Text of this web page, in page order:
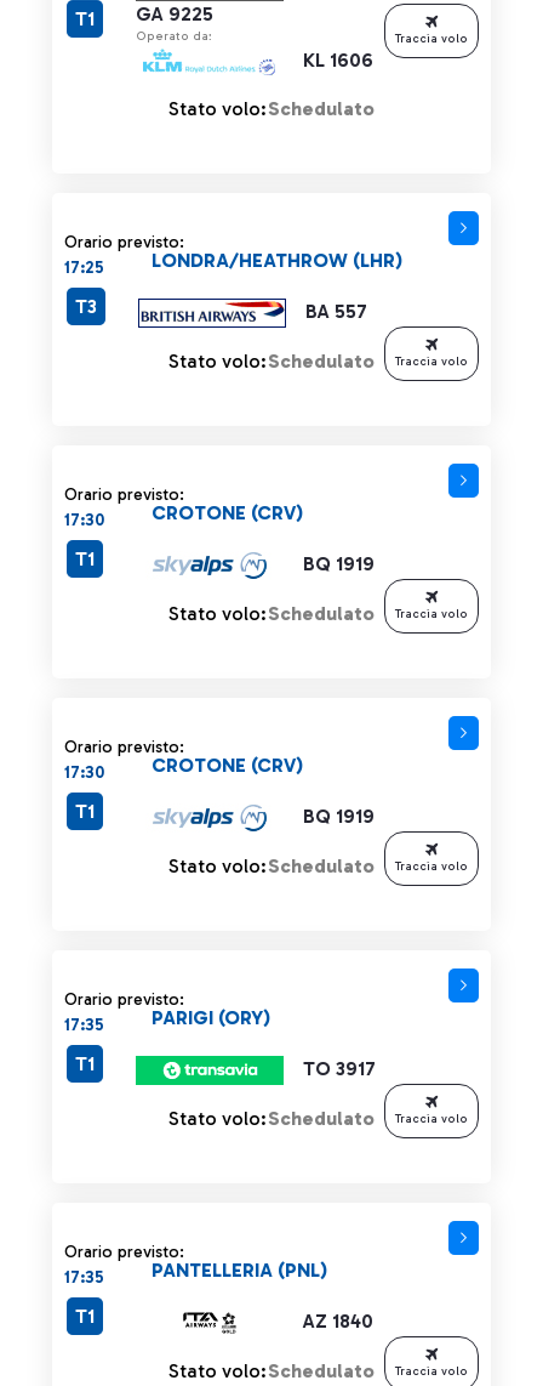
GA 9225
Operato da:
KL 1606
T1
Stato volo:Schedulato
Traccia volo
Orario previsto:
17:25
BA 557
LONDRA/HEATHROW (LHR)
T3
Stato volo:Schedulato Traccia volo
Orario previsto:
17:30
BQ 1919
CROTONE (CRV)
T1
Stato volo:Schedulato Traccia volo
Orario previsto:
17:30
BQ 1919
CROTONE (CRV)
T1
Stato volo:Schedulato Traccia volo
Orario previsto:
17:35
TO 3917
PARIGI (ORY)
T1
Stato volo:Schedulato Traccia volo
Orario previsto:
17:35
AZ 1840
PANTELLERIA (PNL)
T1
Stato volo:Schedulato Traccia volo